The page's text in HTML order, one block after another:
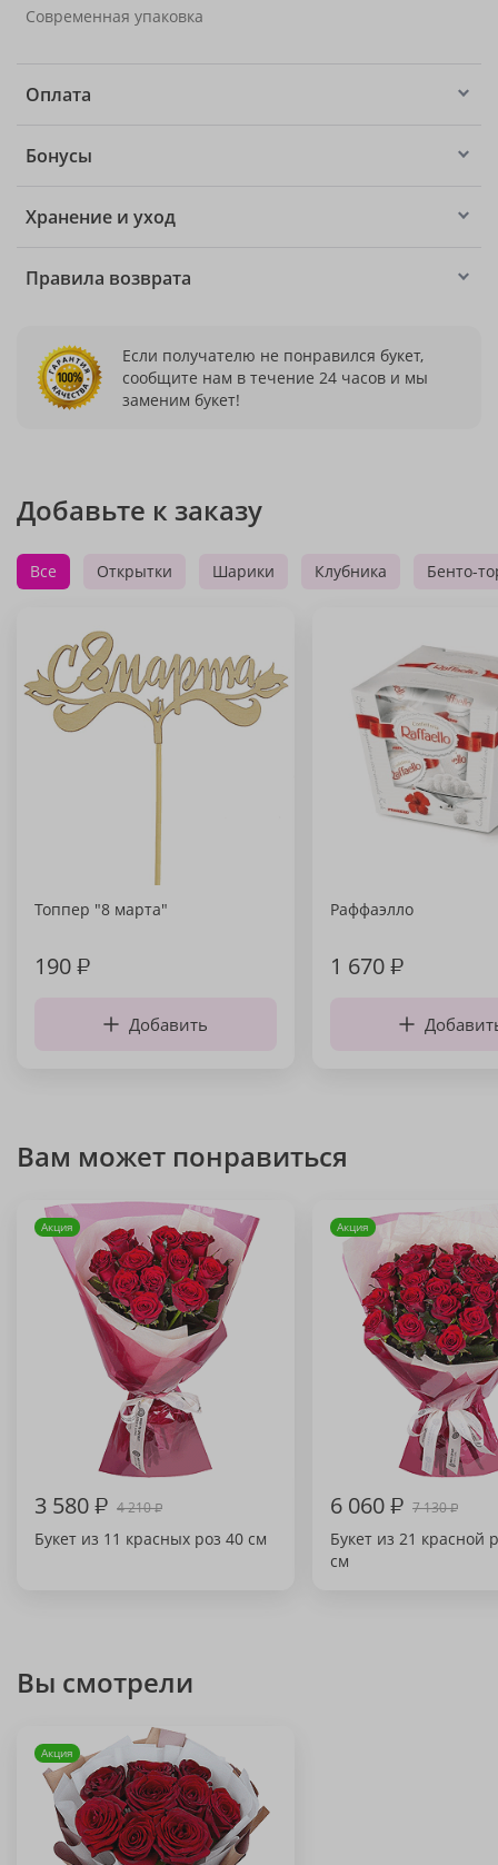
Современная упаковка
Оплата
Бонусы
Хранение и уход
Правила возврата
Если получателю не понравился букет,
сообщите нам в течение 24 часов и мы
заменим букет!
Добавьте к заказу
Все Открытки Шарики Клубника Бенто-
Топпер "8 марта"
190₽
Добавить
Раффаэлло
1 670₽
Вам может понравиться
Акция
3 580₽ 4 210₽
Букет из 11 красных роз 40 см
Акция
6 060₽ 7 130₽
Букет из 21 красной
см
Вы смотрели
Акция